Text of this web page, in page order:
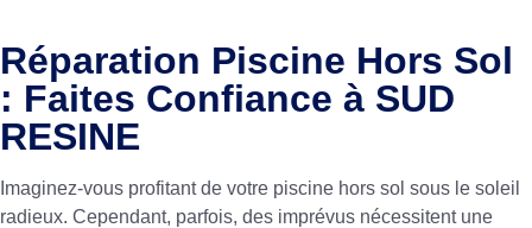
Réparation Piscine Hors Sol
: Faites Confiance à SUD
RESINE
Imaginez-vous profitant de votre piscine hors sol sous le soleil
radieux. Cependant, parfois, des imprévus nécessitent une